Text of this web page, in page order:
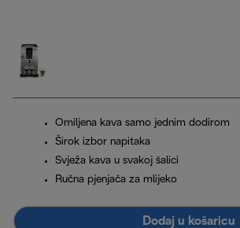
Omiljena kava samo jednim dodirom
Širok izbor napitaka
Svježa kava u svakoj šalici
Ručna pjenjača za mlijeko
Dodaj u košaricu